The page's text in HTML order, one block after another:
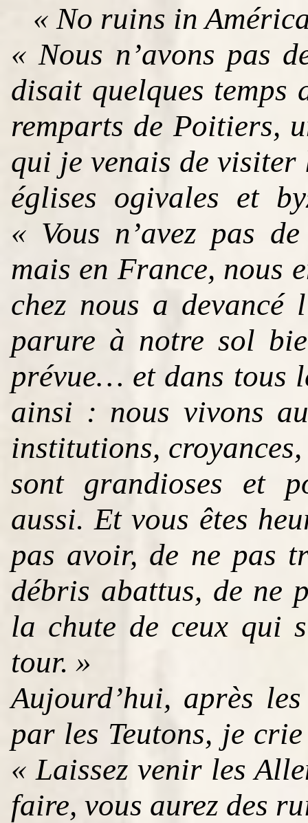
« No ruins in
« Nous n’avons pas
disait quelques temps
remparts de Poitiers,
qui je venais de
églises ogivales et
« Vous n’avez pas
mais en France, nous
chez nous a
parure à notre sol
prévue… et dans tous
ainsi : nous vivons
institutions,
sont grandioses et
aussi. Et vous êtes
pas avoir, de ne pas
débris abattus, de ne
la chute de ceux qui
tour. »
Aujourd’hui, après
par les Teutons, je
« Laissez venir les
faire, vous aurez des